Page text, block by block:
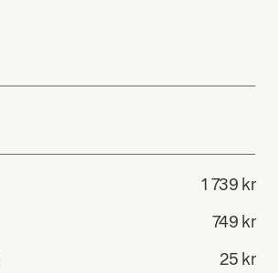
1 739 kr
749 kr
25 kr